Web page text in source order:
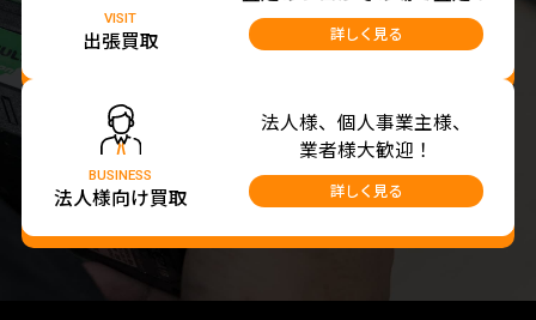
VISIT
出張買取 詳しく見る
BUSINESS
法人様向け買取
法人様、個人事業主様、
業者様大歓迎！
詳しく見る